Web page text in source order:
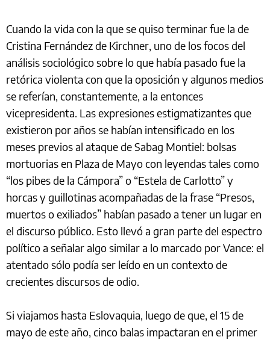
Cuando la vida con la que se quiso terminar fue la de
Cristina Fernández de Kirchner, uno de los focos del
análisis sociológico sobre lo que había pasado fue la
retórica violenta con que la oposición y algunos medios
se referían, constantemente, a la entonces
vicepresidenta. Las expresiones estigmatizantes que
existieron por años se habían intensificado en los
meses previos al ataque de Sabag Montiel: bolsas
mortuorias en Plaza de Mayo con leyendas tales como
“los pibes de la Cámpora” o “Estela de Carlotto” y
horcas y guillotinas acompañadas de la frase “Presos,
muertos o exiliados” habían pasado a tener un lugar en
el discurso público. Esto llevó a gran parte del espectro
político a señalar algo similar a lo marcado por Vance: el
atentado sólo podía ser leído en un contexto de
crecientes discursos de odio.
Si viajamos hasta Eslovaquia, luego de que, el 15 de
mayo de este año, cinco balas impactaran en el primer